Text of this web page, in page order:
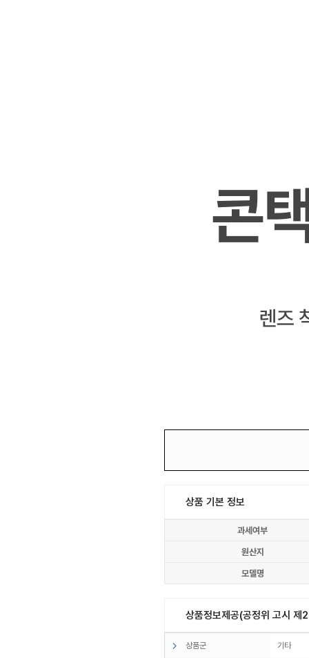
상품 기본 정보
과세여부
원산지
모델명
상품정보제공(공정위 고시
상품군 기타